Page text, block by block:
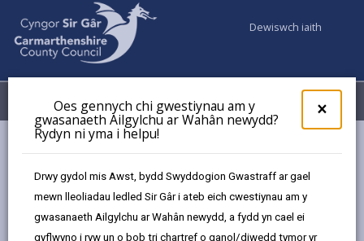
×
Oes gennych chi gwestiynau am y
gwasanaeth Ailgylchu ar Wahân newydd?
Rydyn ni yma i helpu!
Drwy gydol mis Awst, bydd Swyddogion Gwastraff ar gael
mewn lleoliadau ledled Sir Gâr i ateb eich cwestiynau am y
gwasanaeth Ailgylchu ar Wahân newydd, a fydd yn cael ei
gyflwyno i ryw un o bob tri chartref o ganol/diwedd tymor yr
Dewiswch iaith
Dewislen
Rhaglen Moderneiddio Addysg Sir Gâr
Grantiau Ffocws Llywodraeth Cymru
Grant Hwb Cymunedol